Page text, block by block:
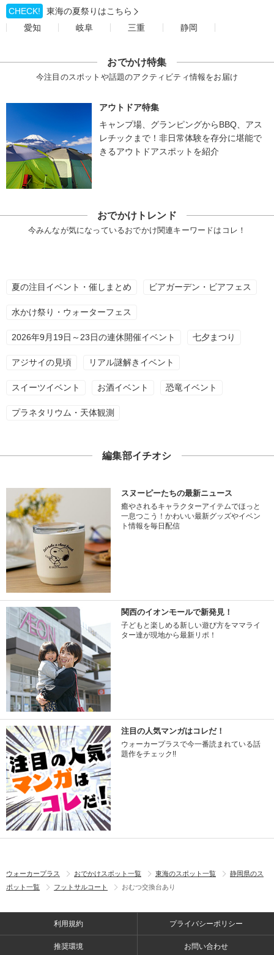
CHECK!
東海の夏祭りはこちら
愛知
岐阜 三重 静岡
おでかけ特集
今注目のスポットや話題のアクティビティ情報をお届け
アウトドア特集
キャンプ場、グランピングからBBQ、アス
レチックまで！非日常体験を存分に堪能で
きるアウトドアスポットを紹介
おでかけトレンド
今みんなが気になっているおでかけ関連キーワードはコレ！
夏の注目イベント・催しまとめ ビアガーデン・ビアフェス
水かけ祭り・ウォーターフェス
2026年9月19日～23日の連休開催イベント 七夕まつり
アジサイの見頃 リアル謎解きイベント
スイーツイベント お酒イベント 恐竜イベント
プラネタリウム・天体観測
編集部イチオシ
スヌーピーたちの最新ニュース
癒やされるキャラクターアイテムでほっと
一息つこう！かわいい最新グッズやイベン
ト情報を毎日配信
関西のイオンモールで新発見！
子どもと楽しめる新しい遊び方をママライ
ター達が現地から最新リポ！
注目の人気マンガはコレだ！
ウォーカープラスで今一番読まれている話
題作をチェック!!
ウォーカープラス おでかけスポット一覧 東海のスポット一覧
静岡県のス
ポット一覧
フットサルコート おむつ交換台あり
利用規約 プライバシーポリシー
推奨環境 お問い合わせ